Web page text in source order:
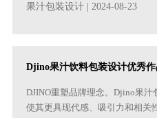
果汁包装设计 | 2024-08-23
Djino果汁饮料包装设计优秀
DJINO重塑品牌理念。Djino果汁
使其更具现代感、吸引力和相关